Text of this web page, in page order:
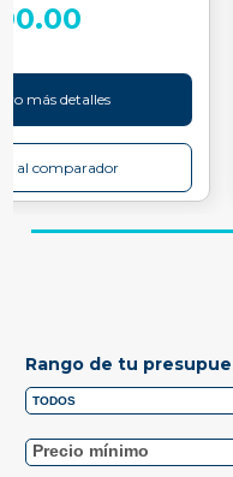
más detalles
al comparador
Rango de tu